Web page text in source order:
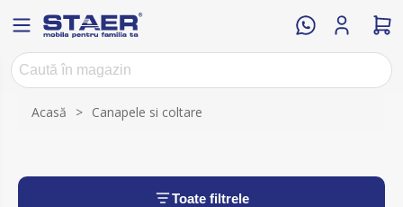
Acasă > Canapele si coltare
Toate filtrele